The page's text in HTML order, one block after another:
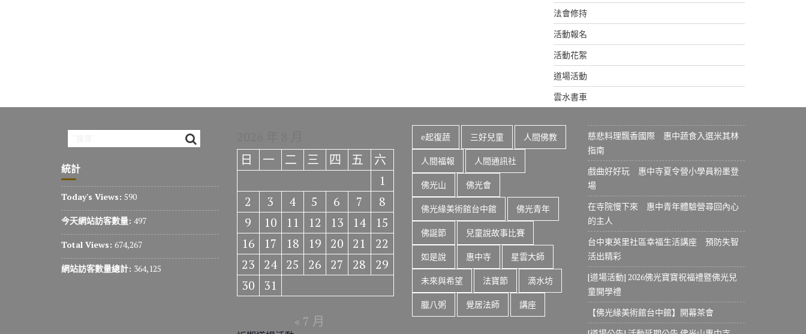
法會修持
活動報名
活動花絮
道場活動
雲水書車
統計
Today's Views: 590
今天網站訪客數量: 497
Total Views: 674,267
網站訪客數量總計: 364,125
日
一 二 三 四 五
六
1
2
3 4 5 6 7
8
9
10 11 12 13 14
15
16
17 18 19 20 21
22
23
24 25 26 27 28
29
30
31
« 7 月
e起復蔬 三好兒童 人間佛教
人間福報 人間通訊社
佛光山 佛光會
佛光緣美術館台中館 佛光青年
佛誕節 兒童說故事比賽
如是說 惠中寺 星雲大師
未來與希望 法寶節 滴水坊
臘八粥 覺居法師 講座
慈悲料理飄香國際 惠中蔬食入選米其林
指南
戲曲好好玩 惠中寺夏令營小學員粉墨登
場
在寺院慢下來 惠中青年體驗營尋回內心
的主人
台中東英里社區幸福生活講座 預防失智
活出精彩
[道場活動] 2026佛光寶寶祝福禮暨佛光兒
童開學禮
【佛光緣美術館台中館】開幕茶會